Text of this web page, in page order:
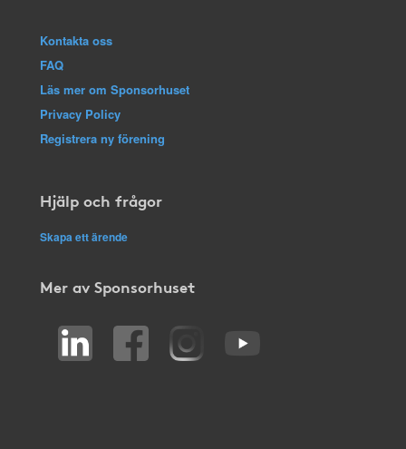
Kontakta oss
FAQ
Läs mer om Sponsorhuset
Privacy Policy
Registrera ny förening
Hjälp och frågor
Skapa ett ärende
Mer av Sponsorhuset